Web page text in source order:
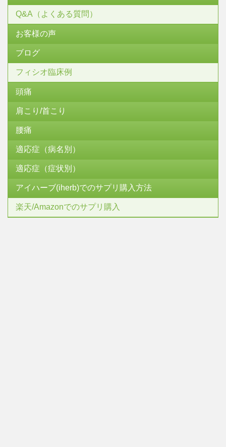
Q&A（よくある質問）
お客様の声
ブログ
フィシオ臨床例
頭痛
肩こり/首こり
腰痛
適応症（病名別）
適応症（症状別）
アイハーブ(iherb)でのサプリ購入方法
楽天/Amazonでのサプリ購入